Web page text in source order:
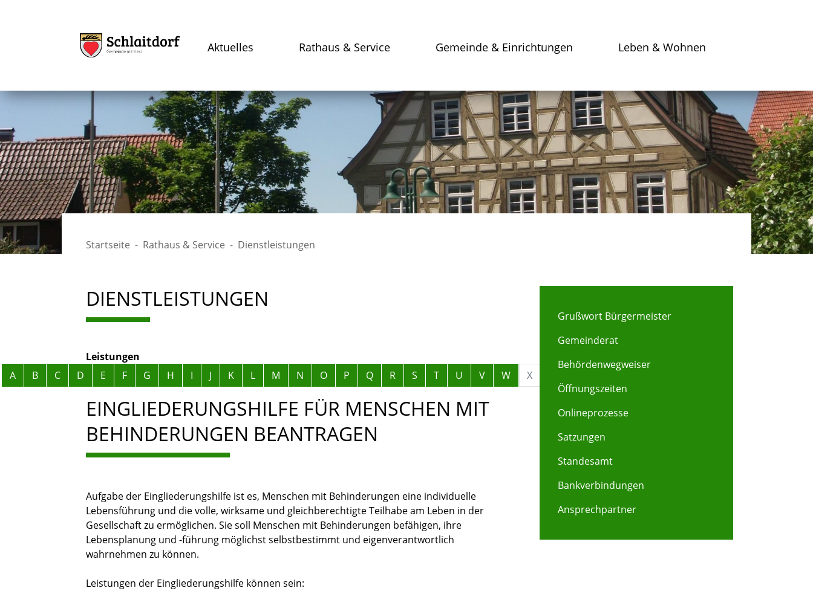
Aktuelles Rathaus & Service Gemeinde & Einrichtungen Leben & Wohnen
Startseite Rathaus & Service Dienstleistungen
DIENSTLEISTUNGEN
Leistungen
Alphabetisches Register überspringen
A B C D E F G H I J K L M N O P Q R S T U V W X
EINGLIEDERUNGSHILFE FÜR MENSCHEN MIT
BEHINDERUNGEN BEANTRAGEN
Aufgabe der Eingliederungshilfe ist es, Menschen mit Behinderungen eine individuelle
Lebensführung und die volle, wirksame und gleichberechtigte Teilhabe am Leben in der
Gesellschaft zu ermöglichen. Sie soll Menschen mit Behinderungen befähigen, ihre
Lebensplanung und -führung möglichst selbstbestimmt und eigenverantwortlich
wahrnehmen zu können.
Leistungen der Eingliederungshilfe können sein:
Grußwort Bürgermeister
Gemeinderat
Behördenwegweiser
Öffnungszeiten
Onlineprozesse
Satzungen
Standesamt
Bankverbindungen
Ansprechpartner